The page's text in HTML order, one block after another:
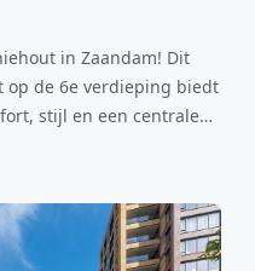
in Zaandam! Dit
op de 6e verdieping biedt
stijl en een centrale
per maand
voor professionals
die direct beschikbaar is